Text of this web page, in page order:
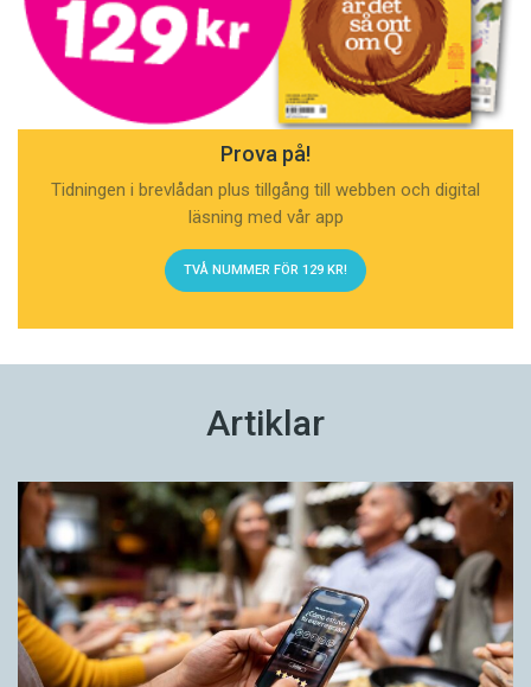
Prova på!
Tidningen i brevlådan plus tillgång till webben och digital
läsning med vår app
TVÅ NUMMER FÖR 129 KR!
Artiklar